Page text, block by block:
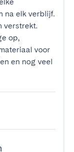
na elk verblijf.
verstrekt.
op,
voor
en nog veel